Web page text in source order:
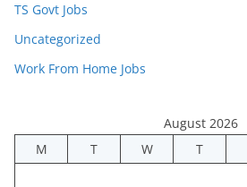
TS Govt Jobs
Uncategorized
Work From Home Jobs
August 2026
M
T W T